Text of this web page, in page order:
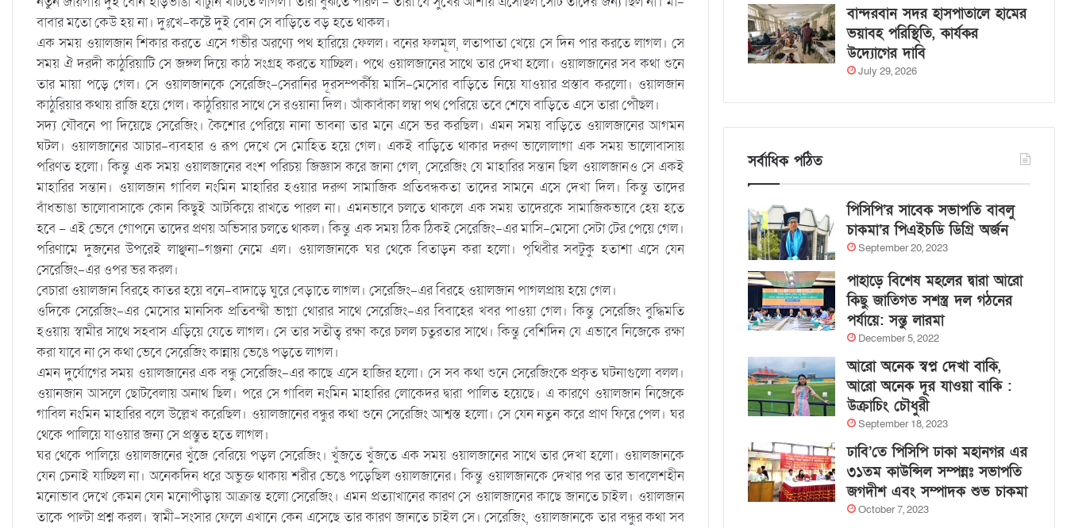
বাবার মতো কেউ হয় না। দুঃখে-কষ্টে দুই বোন সে বাড়িতে বড় হতে থাকল।
এক সময় ওয়ালজান শিকার করতে এসে গভীর অরণ্যে পথ হারিয়ে ফেলল। বনের ফলমূল, লতাপাতা খেয়ে সে দিন পার করতে লাগল। সে
সময় ঐ দরদী কাঠুরিয়াটি সে জঙ্গল দিয়ে কাঠ সংগ্রহ করতে যাচ্ছিল। পথে ওয়ালজানের সাথে তার দেখা হলো। ওয়ালজানের সব কথা শুনে
তার মায়া পড়ে গেল। সে ওয়ালজানকে সেরেজিং-সেরানির দূরসম্পর্কীয় মাসি-মেসোর বাড়িতে নিয়ে যাওয়ার প্রস্তাব করলো। ওয়ালজান
কাঠুরিয়ার কথায় রাজি হয়ে গেল। কাঠুরিয়ার সাথে সে রওয়ানা দিল। আঁকাবাঁকা লম্বা পথ পেরিয়ে তবে শেষে বাড়িতে এসে তারা পৌঁছল।
সদ্য যৌবনে পা দিয়েছে সেরেজিং। কৈশোর পেরিয়ে নানা ভাবনা তার মনে এসে ভর করছিল। এমন সময় বাড়িতে ওয়ালজানের আগমন
ঘটল। ওয়ালজানের আচার-ব্যবহার ও রূপ দেখে সে মোহিত হয়ে গেল। একই বাড়িতে থাকার দরুণ ভালোলাগা এক সময় ভালোবাসায়
পরিণত হলো। কিন্তু এক সময় ওয়ালজানের বংশ পরিচয় জিজ্ঞাস করে জানা গেল, সেরেজিং যে মাহারির সন্তান ছিল ওয়ালজানও সে একই
মাহারির সন্তান। ওয়ালজান গাবিল নংমিন মাহারির হওয়ার দরুণ সামাজিক প্রতিবন্ধকতা তাদের সামনে এসে দেখা দিল। কিন্তু তাদের
বাঁধভাঙা ভালোবাসাকে কোন কিছুই আটকিয়ে রাখতে পারল না। এমনভাবে চলতে থাকলে এক সময় তাদেরকে সামাজিকভাবে হেয় হতে
হবে – এই ভেবে গোপনে তাদের প্রণয় অভিসার চলতে থাকল। কিন্তু এক সময় ঠিক ঠিকই সেরেজিং-এর মাসি-মেসো সেটা টের পেয়ে গেল।
পরিণামে দুজনের উপরেই লাঞ্ছনা-গঞ্জনা নেমে এল। ওয়ালজানকে ঘর থেকে বিতাড়ন করা হলো। পৃথিবীর সবটুকু হতাশা এসে যেন
সেরেজিং-এর ওপর ভর করল।
বেচারা ওয়ালজান বিরহে কাতর হয়ে বনে-বাদাড়ে ঘুরে বেড়াতে লাগল। সেরেজিং-এর বিরহে ওয়ালজান পাগলপ্রায় হয়ে গেল।
ওদিকে সেরেজিং-এর মেসোর মানসিক প্রতিবন্দ্বী ভাগ্না থোরার সাথে সেরেজিং-এর বিবাহের খবর পাওয়া গেল। কিন্তু সেরেজিং বুদ্ধিমতি
হওয়ায় স্বামীর সাথে সহবাস এড়িয়ে যেতে লাগল। সে তার সতীত্ব রক্ষা করে চলল চতুরতার সাথে। কিন্তু বেশিদিন যে এভাবে নিজেকে রক্ষা
করা যাবে না সে কথা ভেবে সেরেজিং কান্নায় ভেঙে পড়তে লাগল।
এমন দুর্যোগের সময় ওয়ালজানের এক বন্ধু সেরেজিং-এর কাছে এসে হাজির হলো। সে সব কথা শুনে সেরেজিংকে প্রকৃত ঘটনাগুলো বলল।
ওয়ানজান আসলে ছোটবেলায় অনাথ ছিল। পরে সে গাবিল নংমিন মাহারির লোকেদর দ্বারা পালিত হয়েছে। এ কারণে ওয়ালজান নিজেকে
গাবিল নংমিন মাহারির বলে উল্লেখ করেছিল। ওয়ালজানের বন্ধুর কথা শুনে সেরেজিং আশ্বস্ত হলো। সে যেন নতুন করে প্রাণ ফিরে পেল। ঘর
থেকে পালিয়ে যাওয়ার জন্য সে প্রস্তুত হতে লাগল।
ঘর থেকে পালিয়ে ওয়ালজানের খুঁজে বেরিয়ে পড়ল সেরেজিং। খুঁজতে খুঁজতে এক সময় ওয়ালজানের সাথে তার দেখা হলো। ওয়ালজানকে
যেন চেনাই যাচ্ছিল না। অনেকদিন ধরে অভুক্ত থাকায় শরীর ভেঙে পড়েছিল ওয়ালজানের। কিন্তু ওয়ালজানকে দেখার পর তার ভাবলেশহীন
মনোভাব দেখে কেমন যেন মনোপীড়ায় আক্রান্ত হলো সেরেজিং। এমন প্রত্যাখানের কারণ সে ওয়ালজানের কাছে জানতে চাইল। ওয়ালজান
তাকে পাল্টা প্রশ্ন করল। স্বামী-সংসার ফেলে এখানে কেন এসেছে তার কারণ জানতে চাইল সে। সেরেজিং, ওয়ালজানকে তার বন্ধুর কথা সব
বান্দরবান সদর হাসপাতালে হামের
ভয়াবহ পরিস্থিতি, কার্যকর
উদ্যোগের দাবি
July 29, 2026
সর্বাধিক পঠিত
পিসিপি’র সাবেক সভাপতি বাবলু
চাকমা’র পিএইচডি ডিগ্রি অর্জন
September 20, 2023
পাহাড়ে বিশেষ মহলের দ্বারা আরো
কিছু জাতিগত সশস্ত্র দল গঠনের
পর্যায়ে: সন্তু লারমা
December 5, 2022
আরো অনেক স্বপ্ন দেখা বাকি,
আরো অনেক দূর যাওয়া বাকি :
উক্রাচিং চৌধুরী
September 18, 2023
ঢাবি’তে পিসিপি ঢাকা মহানগর এর
৩১তম কাউন্সিল সম্পন্নঃ সভাপতি
জগদীশ এবং সম্পাদক শুভ চাকমা
October 7, 2023